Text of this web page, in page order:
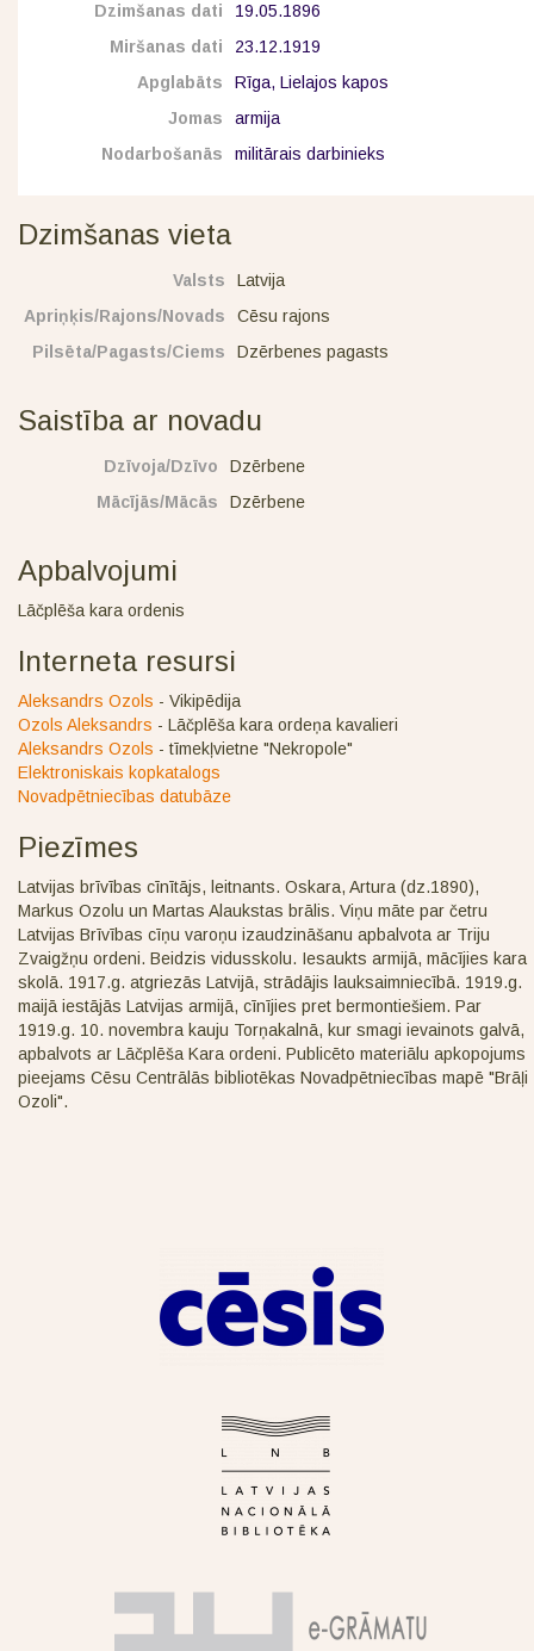
Dzimšanas dati
19.05.1896
Miršanas dati
23.12.1919
Apglabāts
Rīga, Lielajos kapos
Jomas
armija
Nodarbošanās
militārais darbinieks
Dzimšanas vieta
Valsts
Latvija
Apriņķis/Rajons/Novads
Cēsu rajons
Pilsēta/Pagasts/Ciems
Dzērbenes pagasts
Saistība ar novadu
Dzīvoja/Dzīvo
Dzērbene
Mācījās/Mācās
Dzērbene
Apbalvojumi
Lāčplēša kara ordenis
Interneta resursi
Aleksandrs Ozols - Vikipēdija
Ozols Aleksandrs - Lāčplēša kara ordeņa kavalieri
Aleksandrs Ozols - tīmekļvietne "Nekropole"
Elektroniskais kopkatalogs
Novadpētniecības datubāze
Piezīmes
Latvijas brīvības cīnītājs, leitnants. Oskara, Artura (dz.1890),
Markus Ozolu un Martas Alaukstas brālis. Viņu māte par četru
Latvijas Brīvības cīņu varoņu izaudzināšanu apbalvota ar Triju
Zvaigžņu ordeni. Beidzis vidusskolu. Iesaukts armijā, mācījies kara
skolā. 1917.g. atgriezās Latvijā, strādājis lauksaimniecībā. 1919.g.
maijā iestājās Latvijas armijā, cīnījies pret bermontiešiem. Par
1919.g. 10. novembra kauju Torņakalnā, kur smagi ievainots galvā,
apbalvots ar Lāčplēša Kara ordeni. Publicēto materiālu apkopojums
pieejams Cēsu Centrālās bibliotēkas Novadpētniecības mapē "Brāļi
Ozoli".